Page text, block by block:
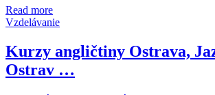
Read more
Vzdelávanie
Kurzy angličtiny Ostrava,
Ostrav …